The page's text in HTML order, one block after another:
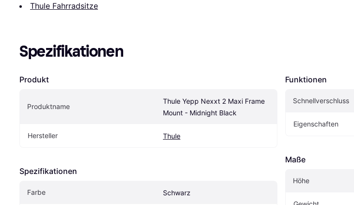
Thule Fahrradsitze
Spezifikationen
Produkt
Produktname
Thule Yepp Nexxt 2 Maxi Frame
Mount - Midnight Black
Hersteller Thule
Spezifikationen
Farbe Schwarz
Funktionen
Schnellverschluss
Eigen­schaften
Maße
Höhe